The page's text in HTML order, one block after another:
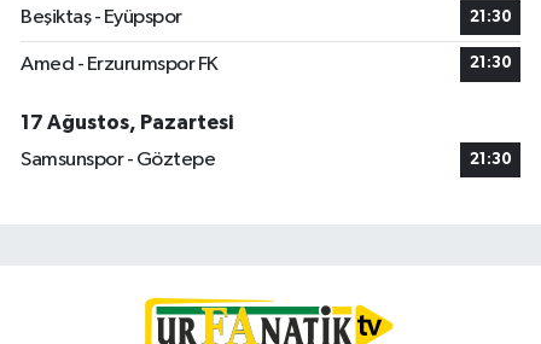
Beşiktaş - Eyüpspor 21:30
Amed - Erzurumspor FK 21:30
17 Ağustos, Pazartesi
Samsunspor - Göztepe
21:30